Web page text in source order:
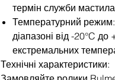
термін служби
Температурний
діапазоні від -20°C
екстремальних
Технічні характеристики: